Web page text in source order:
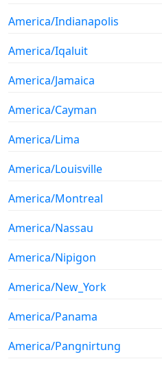
America/Indianapolis
America/Iqaluit
America/Jamaica
America/Cayman
America/Lima
America/Louisville
America/Montreal
America/Nassau
America/Nipigon
America/New_York
America/Panama
America/Pangnirtung